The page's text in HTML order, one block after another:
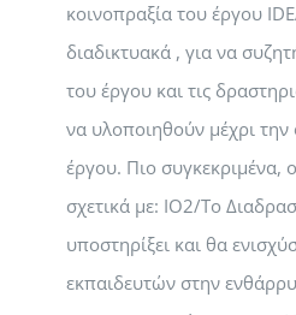
κοινοπραξία του έργου
διαδικτυακά , για να
του έργου και τις
να υλοποιηθούν μέχρι
έργου. Πιο συγκεκριμένα,
σχετικά με: IO2/Το
υποστηρίξει και θα
εκπαιδευτών στην